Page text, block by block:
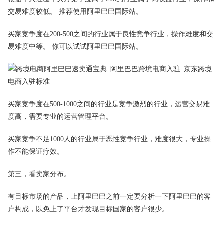
交易难度较低。 推荐使用阿里巴巴国际站。
买家竞争度在200-500之间的行业属于良性竞争行业，操作难度和交
易难度中等。 你可以试试阿里巴巴国际站。
买家竞争度在500-1000之间的行业是竞争激烈的行业，运营交易难
度高，需要专业的运营管理平台。
买家竞争不足1000人的行业属于恶性竞争行业，难度很大，专业操
作不能保证疗效。
第三，看卖家分布。
有目标市场的产品，上阿里巴巴之前一定要分析一下阿里巴巴的客
户构成，以免上了平台才发现目标国家的客户很少。